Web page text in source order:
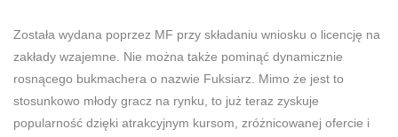
Została wydana poprzez MF przy składaniu wniosku o licencję na
zakłady wzajemne. Nie można także pominąć dynamicznie
rosnącego bukmachera o nazwie Fuksiarz. Mimo że jest to
stosunkowo młody gracz na rynku, to już teraz zyskuje
popularność dzięki atrakcyjnym kursom, zróżnicowanej ofercie i